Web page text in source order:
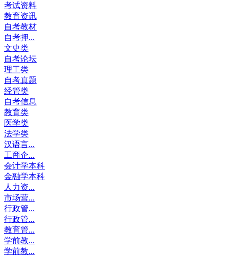
考试资料
教育资讯
自考教材
自考押...
文史类
自考论坛
理工类
自考真题
经管类
自考信息
教育类
医学类
法学类
汉语言...
工商企...
会计学本科
金融学本科
人力资...
市场营...
行政管...
行政管...
教育管...
学前教...
学前教...